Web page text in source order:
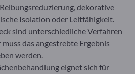
dekorative
Isolation oder Leitfähigkeit.
sind unterschiedliche Verfahren
das angestrebte Ergebnis
werden.
eignet sich für